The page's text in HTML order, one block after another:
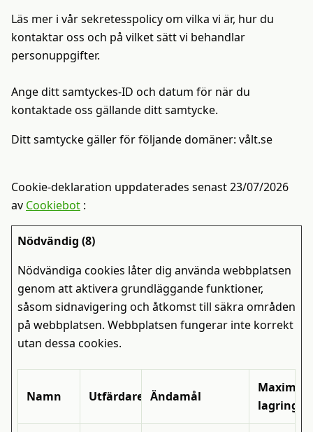
Läs mer i vår sekretesspolicy om vilka vi är, hur du
kontaktar oss och på vilket sätt vi behandlar
personuppgifter.
Ange ditt samtyckes-ID och datum för när du
kontaktade oss gällande ditt samtycke.
Ditt samtycke gäller för följande domäner: vålt.se
Cookie-deklaration uppdaterades senast 23/07/2026
av Cookiebot :
Nödvändig (8)
Nödvändiga cookies låter dig använda webbplatsen
genom att aktivera grundläggande funktioner,
såsom sidnavigering och åtkomst till säkra områden
på webbplatsen. Webbplatsen fungerar inte korrekt
utan dessa cookies.
Namn Utfärdare Ändamål
Maximal